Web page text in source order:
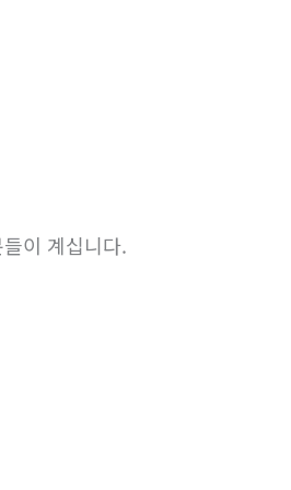
이 계십니다.